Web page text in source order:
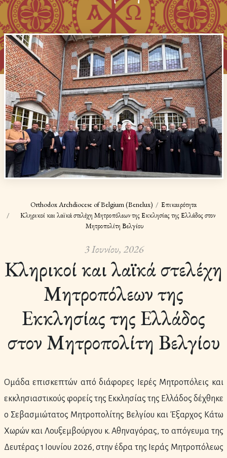
Orthodox Archdiocese of Belgium (Benelux)
Επικαιρότητα
Κληρικοί και λαϊκά στελέχη Μητροπόλεων της Εκκλησίας της Ελλάδος στον
Μητροπολίτη Βελγίου
3 Ιουνίου, 2026
Κληρικοί και λαϊκά στελέχη
Μητροπόλεων της
Εκκλησίας της Ελλάδος
στον Μητροπολίτη Βελγίου
Ομάδα επισκεπτών από διάφορες Ιερές Μητροπόλεις και
εκκλησιαστικούς φορείς της Εκκλησίας της Ελλάδος δέχθηκε
ο Σεβασμιώτατος Μητροπολίτης Βελγίου και Έξαρχος Κάτω
Χωρών και Λουξεμβούργου κ. Αθηναγόρας, το απόγευμα της
Δευτέρας 1 Ιουνίου 2026, στην έδρα της Ιεράς Μητροπόλεως